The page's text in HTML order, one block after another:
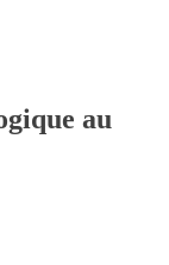
au